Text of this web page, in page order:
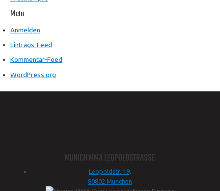
Meta
Anmelden
Eintrags-Feed
Kommentar-Feed
WordPress.org
MUNICH MMA LEOPOLDSTRASSE
Leopoldstr. 19,
80802 München